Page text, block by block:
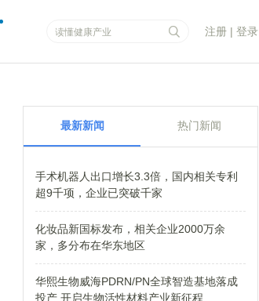
注册 | 登录
最新新闻 热门新闻
手术机器人出口增长3.3倍，国内相关专利
超9千项，企业已突破千家
化妆品新国标发布，相关企业2000万余
家，多分布在华东地区
华熙生物威海PDRN/PN全球智造基地落成
投产 开启生物活性材料产业新征程